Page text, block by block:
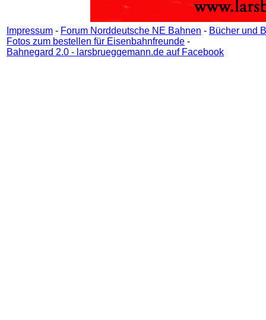
Impressum - Forum Norddeutsche NE Bahnen - Bücher und
Fotos zum bestellen für Eisenbahnfreunde -
Bahnegard 2.0 - larsbrueggemann.de auf Facebook